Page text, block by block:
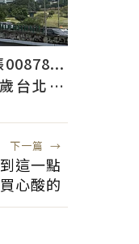
00878...
台北人
下一篇 →
這一點
心酸的